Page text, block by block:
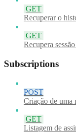
GET
Recuperar o
GET
Recupera
Subscriptions
POST
Criação de uma
GET
Listagem de